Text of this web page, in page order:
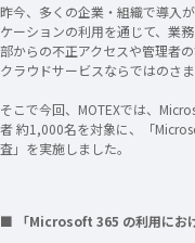
昨今、多くの企業・組織で導入
ケーションの利用を通じて、業
部からの不正アクセスや管理者
クラウドサービスならではのさ
そこで今回、MOTEXでは、
者 約1,000名を対象に、「
査」を実施しました。
■ 「Microsoft 365 の利用にお